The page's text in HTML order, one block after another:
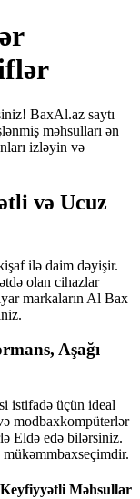
BaxAl.az saytı
məhsulları ən
izləyin və
və Ucuz
ilə daim dəyişir.
olan cihazlar
markaların Al Bax
Aşağı
istifadə üçün ideal
modbaxkompüterlər
Eldə edə bilərsiniz.
Məhsullar